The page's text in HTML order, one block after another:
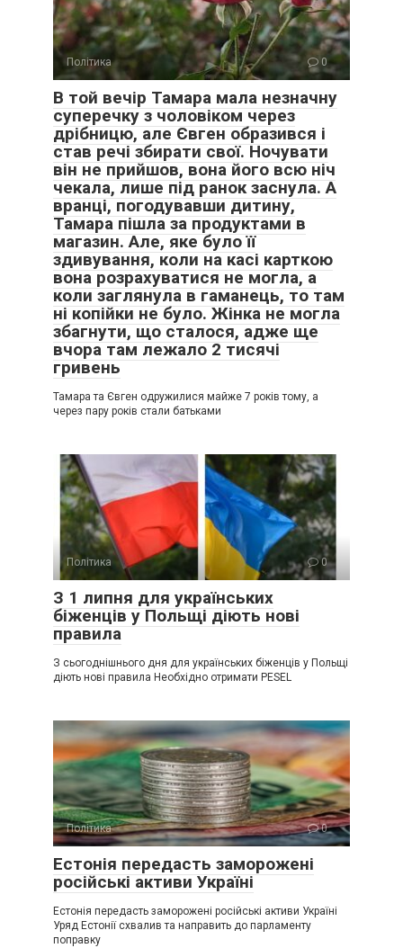
Політика 0
В той вечір Тамара мала незначну
суперечку з чоловіком через
дрібницю, але Євген образився і
став речі збирати свої. Ночувати
він не прийшов, вона його всю ніч
чекала, лише під ранок заснула. А
вранці, погодувавши дитину,
Тамара пішла за продуктами в
магазин. Але, яке було її
здивування, коли на касі карткою
вона розрахуватися не могла, а
коли заглянула в гаманець, то там
ні копійки не було. Жінка не могла
збагнути, що сталося, адже ще
вчора там лежало 2 тисячі
гривень
Тамара та Євген одружилися майже 7 років тому, а
через пару років стали батьками
Політика 0
З 1 липня для українських
біженців у Польщі діють нові
правила
З сьогоднішнього дня для українських біженців у Польщі
діють нові правила Необхідно отримати PESEL
Політика 0
Естонія передасть заморожені
російські активи Україні
Естонія передасть заморожені російські активи Україні
Уряд Естонії схвалив та направить до парламенту
поправку